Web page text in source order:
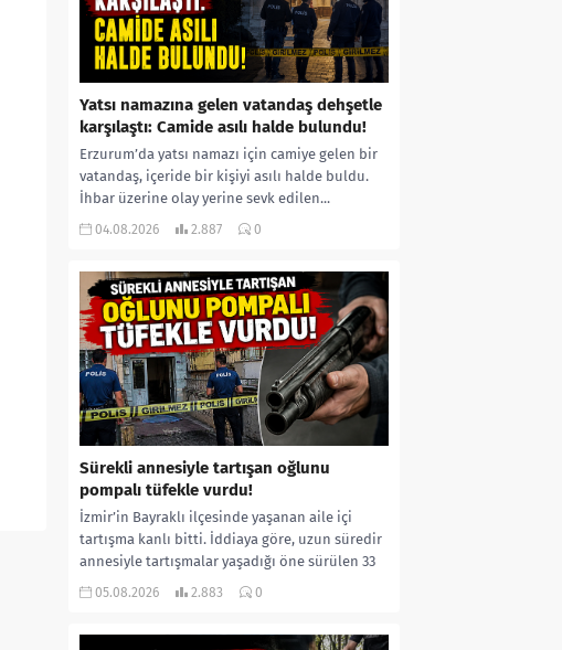
Yatsı namazına gelen vatandaş dehşetle
karşılaştı: Camide asılı halde bulundu!
Erzurum’da yatsı namazı için camiye gelen bir
vatandaş, içeride bir kişiyi asılı halde buldu.
İhbar üzerine olay yerine sevk edilen...
04.08.2026 2.887 0
Sürekli annesiyle tartışan oğlunu
pompalı tüfekle vurdu!
İzmir’in Bayraklı ilçesinde yaşanan aile içi
tartışma kanlı bitti. İddiaya göre, uzun süredir
annesiyle tartışmalar yaşadığı öne sürülen 33
yaşındaki...
05.08.2026 2.883 0